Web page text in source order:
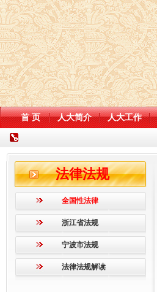
首 页 人大简介 人大工作
法律法规
全国性法律
浙江省法规
宁波市法规
法律法规解读